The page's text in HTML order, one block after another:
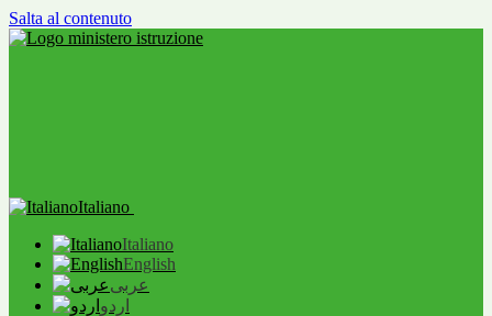
Salta al contenuto
Italiano
Italiano
English
عربى
اردو